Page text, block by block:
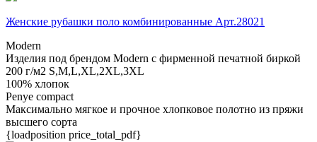
Женские рубашки поло комбинированные Арт.28021
Modern
Изделия под брендом Modern с фирменной печатной биркой
200 г/м2 S,M,L,XL,2XL,3XL
100% хлопок
Penye compact
Максимально мягкое и прочное хлопковое полотно из пряжи
высшего сорта
{loadposition price_total_pdf}